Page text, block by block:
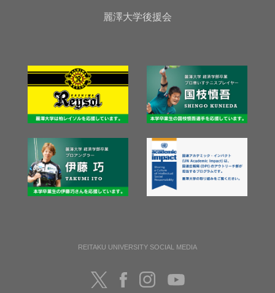
麗澤大学後援会
REITAKU UNIVERSITY SOCIAL MEDIA